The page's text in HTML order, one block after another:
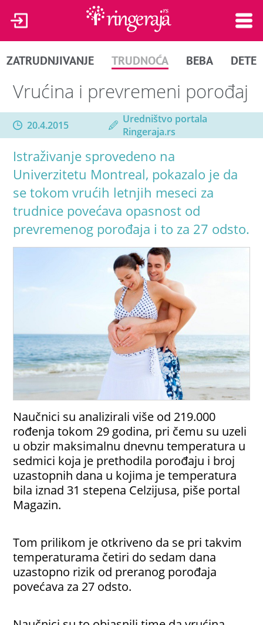
ZATRUDNJIVANJE TRUDNOĆA BEBA DETE
Vrućina i prevremeni porođaj
20.4.2015
Uredništvo portala
Ringeraja.rs
Istraživanje sprovedeno na
Univerzitetu Montreal, pokazalo je da
se tokom vrućih letnjih meseci za
trudnice povećava opasnost od
prevremenog porođaja i to za 27 odsto.
Naučnici su analizirali više od 219.000
rođenja tokom 29 godina, pri čemu su uzeli
u obzir maksimalnu dnevnu temperatura u
sedmici koja je prethodila porođaju i broj
uzastopnih dana u kojima je temperatura
bila iznad 31 stepena Celzijusa, piše portal
Magazin.
Tom prilikom je otkriveno da se pri takvim
temperaturama četiri do sedam dana
uzastopno rizik od preranog porođaja
povećava za 27 odsto.